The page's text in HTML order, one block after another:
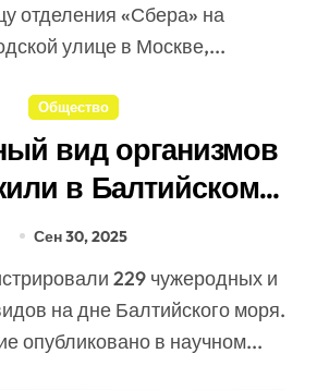
отделения «Сбера» на
улице в Москве,...
Общество
вид организмов
в Балтийском
море
Сен 30, 2025
на дне Балтийского моря.
опубликовано в научном...